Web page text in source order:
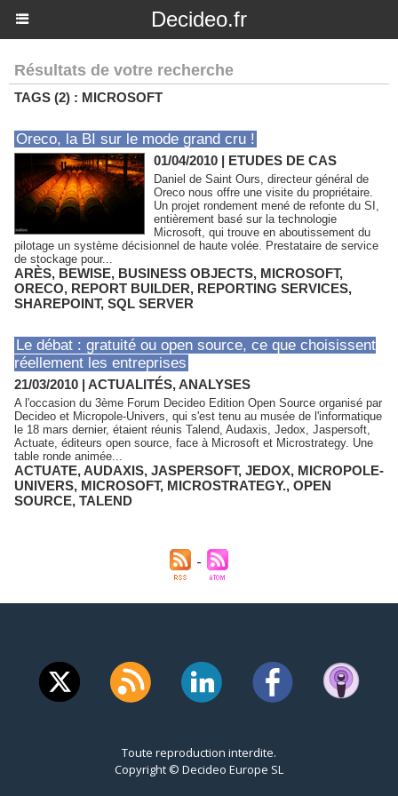
Decideo.fr
Résultats de votre recherche
TAGS (2) : MICROSOFT
Oreco, la BI sur le mode grand cru !
01/04/2010 | ETUDES DE CAS
Daniel de Saint Ours, directeur général de
Oreco nous offre une visite du propriétaire.
Un projet rondement mené de refonte du SI,
entièrement basé sur la technologie
Microsoft, qui trouve en aboutissement du
pilotage un système décisionnel de haute volée. Prestataire de service
de stockage pour...
ARÈS, BEWISE, BUSINESS OBJECTS, MICROSOFT,
ORECO, REPORT BUILDER, REPORTING SERVICES,
SHAREPOINT, SQL SERVER
Le débat : gratuité ou open source, ce que choisissent
réellement les entreprises
21/03/2010 | ACTUALITÉS, ANALYSES
A l'occasion du 3ème Forum Decideo Edition Open Source organisé par
Decideo et Micropole-Univers, qui s'est tenu au musée de l'informatique
le 18 mars dernier, étaient réunis Talend, Audaxis, Jedox, Jaspersoft,
Actuate, éditeurs open source, face à Microsoft et Microstrategy. Une
table ronde animée...
ACTUATE,AUDAXIS, JASPERSOFT, JEDOX, MICROPOLE-
UNIVERS, MICROSOFT, MICROSTRATEGY., OPEN
SOURCE, TALEND
Toute reproduction interdite.
Copyright © Decideo Europe SL